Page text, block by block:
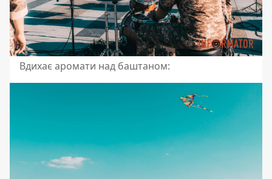
Вдихає аромати над баштаном: